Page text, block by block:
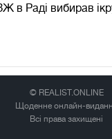
в Раді вибирав
© REALIST.ONLINE
Щоденне онлайн-
Всі права захищені